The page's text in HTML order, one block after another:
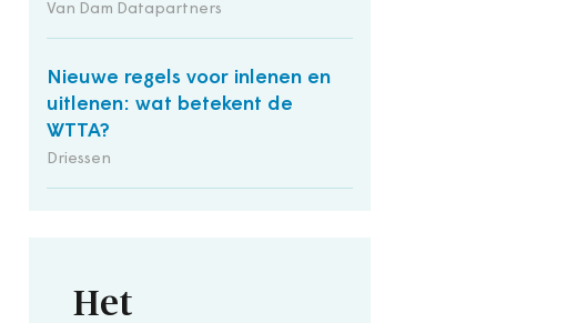
Van Dam Datapartners
Nieuwe regels voor inlenen en
uitlenen: wat betekent de
WTTA?
Driessen
Het